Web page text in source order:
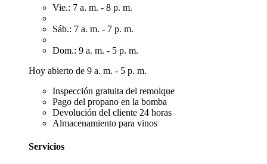
Vie.: 7 a. m. - 8 p. m.
Sáb.: 7 a. m. - 7 p. m.
Dom.: 9 a. m. - 5 p. m.
Hoy abierto de 9 a. m. - 5 p. m.
Inspección gratuita del remolque
Pago del propano en la bomba
Devolución del cliente 24 horas
Almacenamiento para vinos
Servicios